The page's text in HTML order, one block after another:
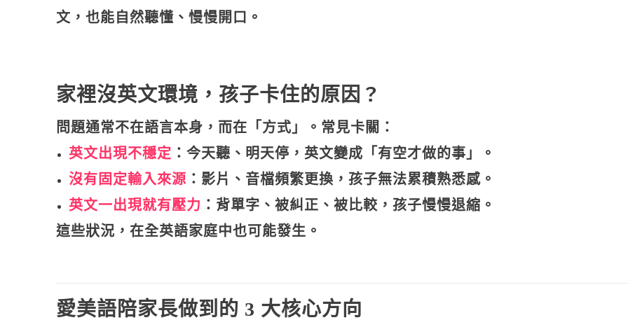
文，也能自然聽懂、慢慢開口。
家裡沒英文環境，孩子卡住的原因 ？
問題通常不在語言本身，而在「方式」。常見卡關：
英文出現不穩定 ：今天聽、明天停，英文變成「有空才做的事」。
沒有固定輸入來源 ：影片、音檔頻繁更換，孩子無法累積熟悉感。
英文一出現就有壓力 ：背單字、被糾正、被比較，孩子慢慢退縮。
這些狀況，在全英語家庭中也可能發生。
愛美語陪家長做到的 3 大核心方向